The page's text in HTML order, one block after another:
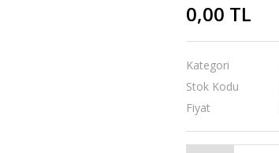
0,00 TL
Kategori
Stok Kodu
Fiyat